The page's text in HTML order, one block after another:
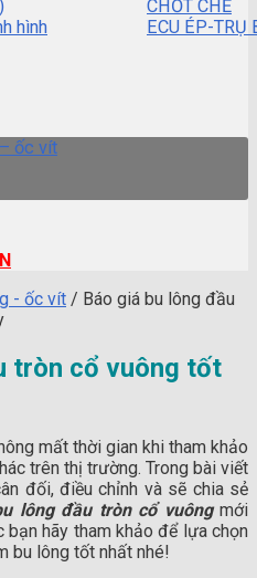
CHỐT CHẺ
hình
ECU ÉP-TRỤ
ốc vít
- ốc vít / Báo giá bu lông đầu
tròn cổ vuông tốt
mất thời gian khi tham khảo
trên thị trường. Trong bài viết
đối, điều chỉnh và sẽ chia sẻ
lông đầu tròn cổ vuôngmới
bạn hãy tham khảo để lựa chọn
bu lông tốt nhất nhé!